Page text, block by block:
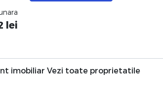
lei
imobiliar Vezi toate proprietatile